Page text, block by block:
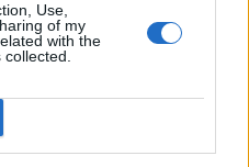
Use,
of my
with the